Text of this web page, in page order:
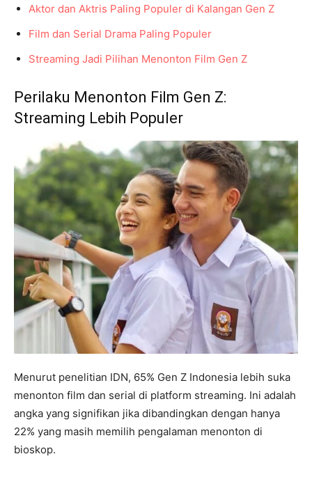
Aktor dan Aktris Paling Populer di Kalangan Gen Z
Film dan Serial Drama Paling Populer
Streaming Jadi Pilihan Menonton Film Gen Z
Perilaku Menonton Film Gen Z:
Streaming Lebih Populer
Menurut penelitian IDN, 65% Gen Z Indonesia lebih suka
menonton film dan serial di platform streaming. Ini adalah
angka yang signifikan jika dibandingkan dengan hanya
22% yang masih memilih pengalaman menonton di
bioskop.